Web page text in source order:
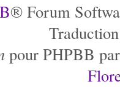
® Forum
pour PHPBB